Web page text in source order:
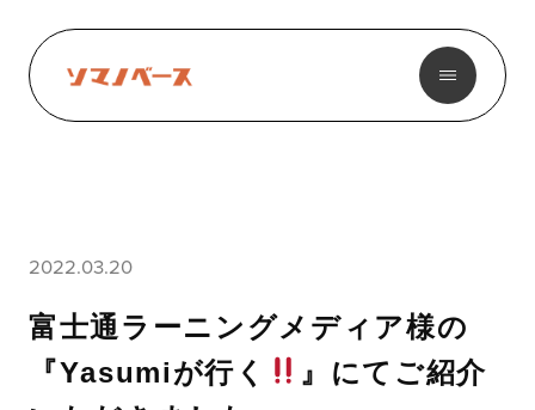
2022.03.20
富士通ラーニングメディア様の
『Yasumiが行く
』にてご紹介